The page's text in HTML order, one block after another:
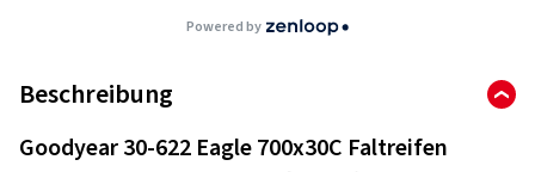
Powered by
Beschreibung
Goodyear 30-622 Eagle 700x30C Faltreifen